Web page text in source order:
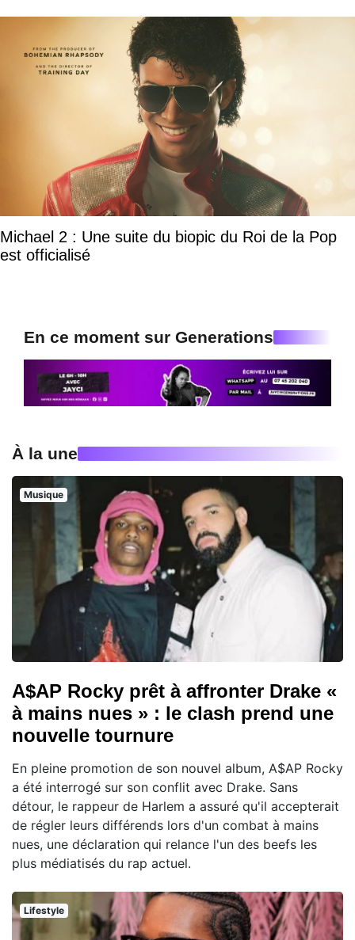
Michael 2 : Une suite du biopic du Roi de la Pop
est officialisé
En ce moment sur Generations
À la une
Musique
A$AP Rocky prêt à affronter Drake «
à mains nues » : le clash prend une
nouvelle tournure
En pleine promotion de son nouvel album, A$AP Rocky
a été interrogé sur son conflit avec Drake. Sans
détour, le rappeur de Harlem a assuré qu'il accepterait
de régler leurs différends lors d'un combat à mains
nues, une déclaration qui relance l'un des beefs les
plus médiatisés du rap actuel.
Lifestyle